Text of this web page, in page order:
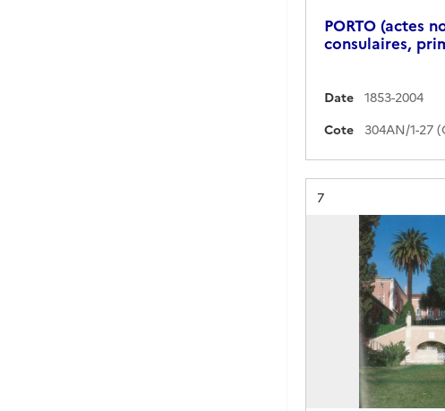
PORTO (actes
consulaires,
Date 1853-2004
Cote
Résultat n°
7